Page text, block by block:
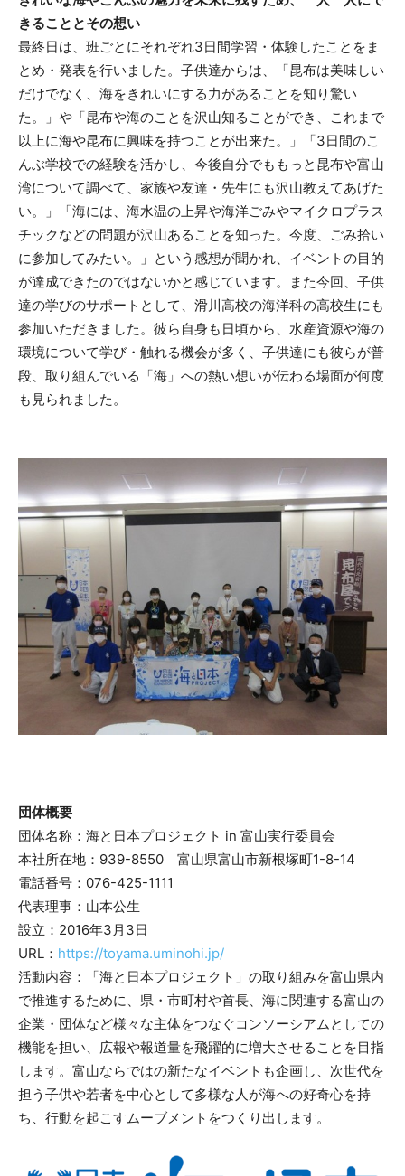
きることとその想い
最終日は、班ごとにそれぞれ3日間学習・体験したことをま
とめ・発表を行いました。子供達からは、「昆布は美味しい
だけでなく、海をきれいにする力があることを知り驚い
た。」や「昆布や海のことを沢山知ることができ、これまで
以上に海や昆布に興味を持つことが出来た。」「3日間のこ
んぶ学校での経験を活かし、今後自分でももっと昆布や富山
湾について調べて、家族や友達・先生にも沢山教えてあげた
い。」「海には、海水温の上昇や海洋ごみやマイクロプラス
チックなどの問題が沢山あることを知った。今度、ごみ拾い
に参加してみたい。」という感想が聞かれ、イベントの目的
が達成できたのではないかと感じています。また今回、子供
達の学びのサポートとして、滑川高校の海洋科の高校生にも
参加いただきました。彼ら自身も日頃から、水産資源や海の
環境について学び・触れる機会が多く、子供達にも彼らが普
段、取り組んでいる「海」への熱い想いが伝わる場面が何度
も見られました。
団体概要
団体名称：海と日本プロジェクト in 富山実行委員会
本社所在地：939-8550 富山県富山市新根塚町1-8-14
電話番号：076-425-1111
代表理事：山本公生
設立：2016年3月3日
URL： https://toyama.uminohi.jp/
活動内容：「海と日本プロジェクト」の取り組みを富山県内
で推進するために、県・市町村や首長、海に関連する富山の
企業・団体など様々な主体をつなぐコンソーシアムとしての
機能を担い、広報や報道量を飛躍的に増大させることを目指
します。富山ならではの新たなイベントも企画し、次世代を
担う子供や若者を中心として多様な人が海への好奇心を持
ち、行動を起こすムーブメントをつくり出します。